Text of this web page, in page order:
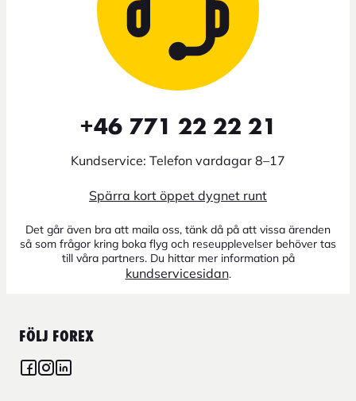
+46 771 22 22 21
Kundservice: Telefon vardagar 8–17
Spärra kort öppet dygnet runt
Det går även bra att maila oss, tänk då på att vissa ärenden
så som frågor kring boka flyg och reseupplevelser behöver tas
till våra partners. Du hittar mer information på
kundservicesidan.
FÖLJ FOREX